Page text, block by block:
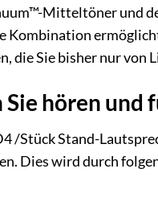
Mitteltöner und
Kombination
die Sie bisher nur von
hören und
/Stück Stand-
Dies wird durch